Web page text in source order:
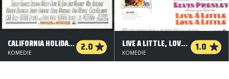
CALIFORNIA HOLIDAY - MED FODEN PÅ SPEEDEREN 2.0
KOMEDIE
LIVE A LITTLE, LOVE A LITTLE 1.0
KOMEDIE